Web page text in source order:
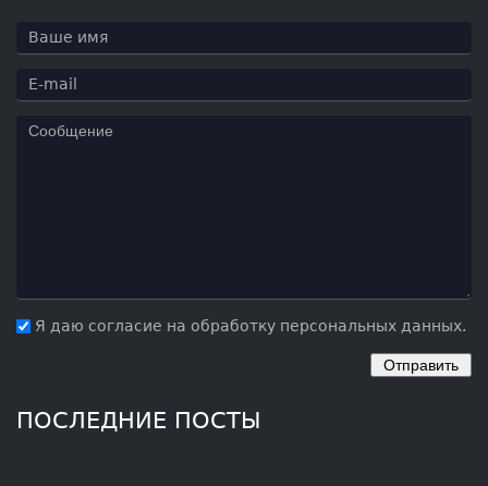
Я даю согласие на обработку персональных данных.
ПОСЛЕДНИЕ ПОСТЫ